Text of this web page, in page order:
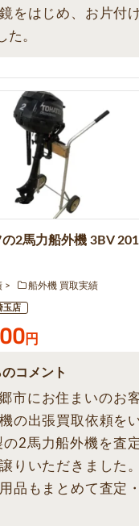
をはじめ、お片付
た。
2馬力船外機 3BV
船外機 買取実績
玉店
円
コメント
市にお住まいのお
の出張買取依頼を
の2馬力船外機を査
りいただきました
品もまとめて査定